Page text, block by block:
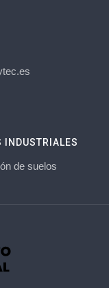
INDUSTRIALES
de suelos